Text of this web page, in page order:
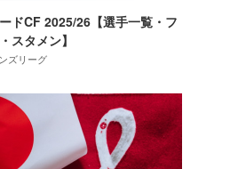
ドCF 2025/26【選手一覧・フ
スタメン】
ズリーグ